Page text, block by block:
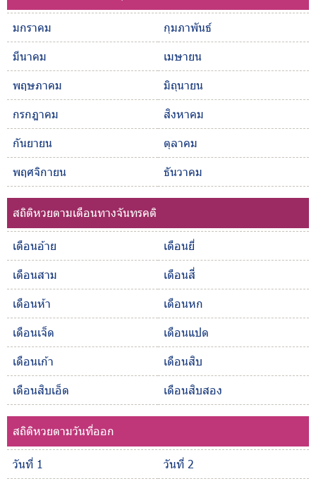
มกราคม
กุมภาพันธ์
มีนาคม
เมษายน
พฤษภาคม
มิถุนายน
กรกฎาคม
สิงหาคม
กันยายน
ตุลาคม
พฤศจิกายน
ธันวาคม
สถิติหวยตามเดือนทางจันทรคติ
เดือนอ้าย
เดือนยี่
เดือนสาม
เดือนสี่
เดือนห้า
เดือนหก
เดือนเจ็ด
เดือนแปด
เดือนเก้า
เดือนสิบ
เดือนสิบเอ็ด
เดือนสิบสอง
สถิติหวยตามวันที่ออก
วันที่ 1
วันที่ 2